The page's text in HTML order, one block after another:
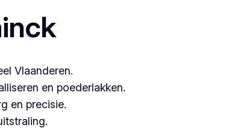
Vlaanderen.
en poederlakken.
en precisie.